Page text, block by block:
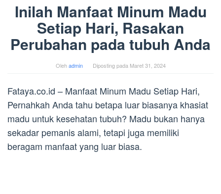
Inilah Manfaat Minum Madu
Setiap Hari, Rasakan
Perubahan pada tubuh Anda
Olehadmin Diposting pada Maret 31, 2024
Fataya.co.id – Manfaat Minum Madu Setiap Hari,
Pernahkah Anda tahu betapa luar biasanya khasiat
madu untuk kesehatan tubuh? Madu bukan hanya
sekadar pemanis alami, tetapi juga memiliki
beragam manfaat yang luar biasa.